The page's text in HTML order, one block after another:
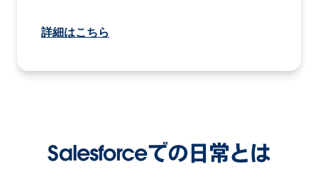
詳細はこちら
Salesforceでの日常とは